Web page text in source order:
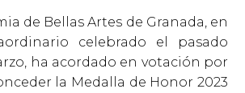
de Bellas Artes de Granada, en
celebrado el pasado
ha acordado en votación por
la Medalla de Honor 2023